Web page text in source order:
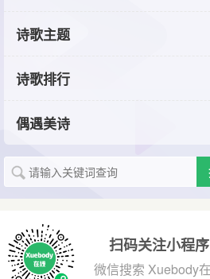
诗歌主题
诗歌排行
偶遇美诗
扫码关注小程序
微信搜索 Xuebody